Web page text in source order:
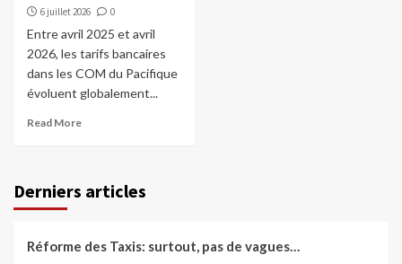
6 juillet 2026 0
Entre avril 2025 et avril
2026, les tarifs bancaires
dans les COM du Pacifique
évoluent globalement...
Read More
Derniers articles
Réforme des Taxis: surtout, pas de vagues…